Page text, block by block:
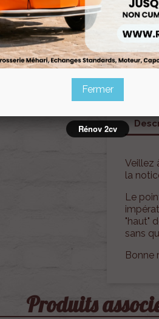
Veillez
la
Le
"haut"
sans
Bonne
Produits
Fermer
Rénov 2cv